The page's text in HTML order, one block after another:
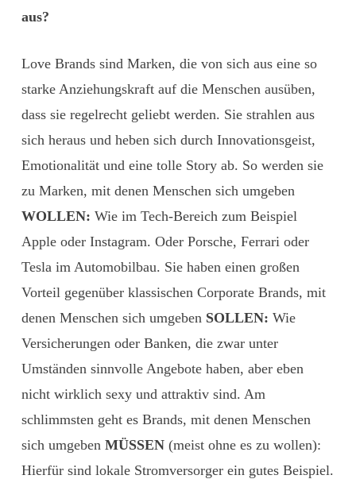
aus?
Love Brands sind Marken, die von sich aus eine so
starke Anziehungskraft auf die Menschen ausüben,
dass sie regelrecht geliebt werden. Sie strahlen aus
sich heraus und heben sich durch Innovationsgeist,
Emotionalität und eine tolle Story ab. So werden sie
zu Marken, mit denen Menschen sich umgeben
WOLLEN: Wie im Tech-Bereich zum Beispiel
Apple oder Instagram. Oder Porsche, Ferrari oder
Tesla im Automobilbau. Sie haben einen großen
Vorteil gegenüber klassischen Corporate Brands, mit
denen Menschen sich umgeben SOLLEN: Wie
Versicherungen oder Banken, die zwar unter
Umständen sinnvolle Angebote haben, aber eben
nicht wirklich sexy und attraktiv sind. Am
schlimmsten geht es Brands, mit denen Menschen
sich umgeben MÜSSEN(meist ohne es zu wollen):
Hierfür sind lokale Stromversorger ein gutes Beispiel.